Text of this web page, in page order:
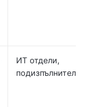
ИТ отдели,
подизпълнители